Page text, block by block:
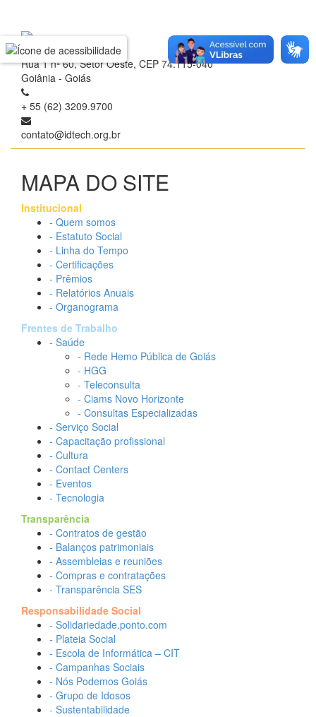
Rua 1 nº 60, Setor Oeste, CEP 74.115-040
Goiânia - Goiás
+ 55 (62) 3209.9700
contato@idtech.org.br
MAPA DO SITE
Institucional
- Quem somos
- Estatuto Social
- Linha do Tempo
- Certificações
- Prêmios
- Relatórios Anuais
- Organograma
Frentes de Trabalho
- Saúde
- Rede Hemo Pública de Goiás
- HGG
- Teleconsulta
- Ciams Novo Horizonte
- Consultas Especializadas
- Serviço Social
- Capacitação profissional
- Cultura
- Contact Centers
- Eventos
- Tecnologia
Transparência
- Contratos de gestão
- Balanços patrimoniais
- Assembleias e reuniões
- Compras e contratações
- Transparência SES
Responsabilidade Social
- Solidariedade.ponto.com
- Plateia Social
- Escola de Informática – CIT
- Campanhas Sociais
- Nós Podemos Goiás
- Grupo de Idosos
- Sustentabilidade